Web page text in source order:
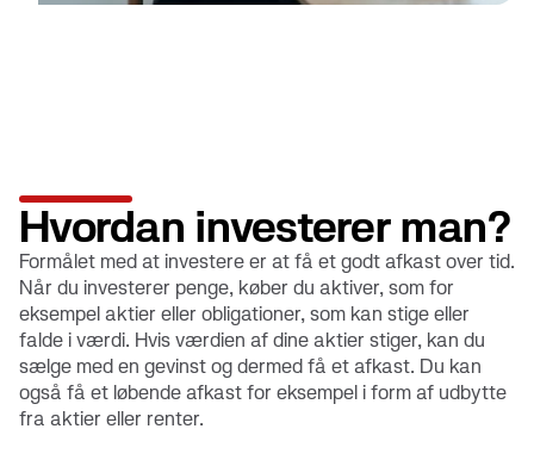
Hvordan investerer man?
Formålet med at investere er at få et godt afkast over tid.
Når du investerer penge, køber du aktiver, som for
eksempel aktier eller obligationer, som kan stige eller
falde i værdi. Hvis værdien af dine aktier stiger, kan du
sælge med en gevinst og dermed få et afkast. Du kan
også få et løbende afkast for eksempel i form af udbytte
fra aktier eller renter.